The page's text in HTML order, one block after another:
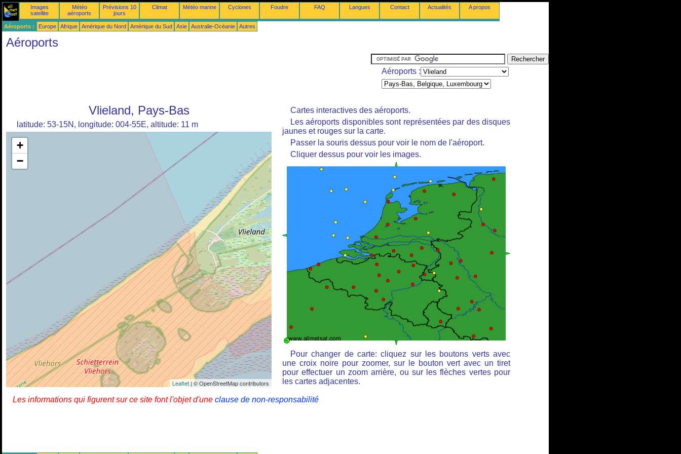
Images
satellite
Météo
aéroports
Prévisions 10
jours
Climat Météo marine Cyclones Foudre FAQ Langues Contact Actualités A propos
Aéroports : Europe Afrique Amérique du Nord Amérique du Sud Asie Australie-Océanie Autres
Aéroports
Aéroports :
Vlieland, Pays-Bas
latitude: 53-15N, longitude: 004-55E, altitude: 11 m
+
−
Leaflet| © OpenStreetMap contributors
Cartes interactives des aéroports.
Les aéroports disponibles sont représentées par des disques
jaunes et rouges sur la carte.
Passer la souris dessus pour voir le nom de l'aéroport.
Cliquer dessus pour voir les images.
Pour changer de carte: cliquez sur les boutons verts avec
une croix noire pour zoomer, sur le bouton vert avec un tiret
pour effectuer un zoom arrière, ou sur les flèches vertes pour
les cartes adjacentes.
Les informations qui figurent sur ce site font l'objet d'une clause de non-responsabilité